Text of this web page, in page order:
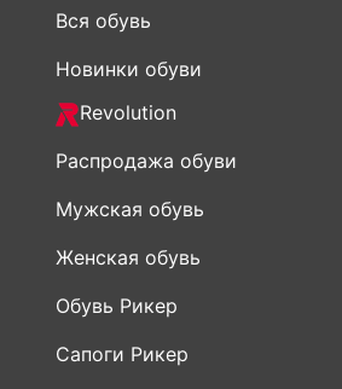
Вся обувь
Новинки обуви
Revolution
Распродажа обуви
Мужская обувь
Женская обувь
Обувь Рикер
Сапоги Рикер